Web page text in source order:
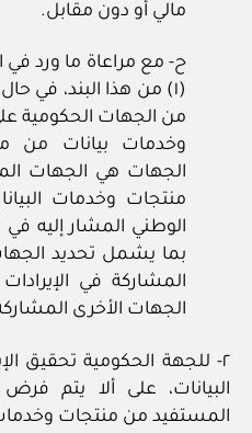
مالي أو دون مقابل.
ح- مع مراعاة ما ورد في
(١) من هذا البند، في
من الجهات الحكومية
وخدمات بيانات من
الجهات هي الجهات
منتجات وخدمات
بما يشمل تحديد
المشاركة في
الجهات الأخرى
٢- للجهة الحكومية تحقيق
البيانات، على ألا يتم
المستفيد من منتجات